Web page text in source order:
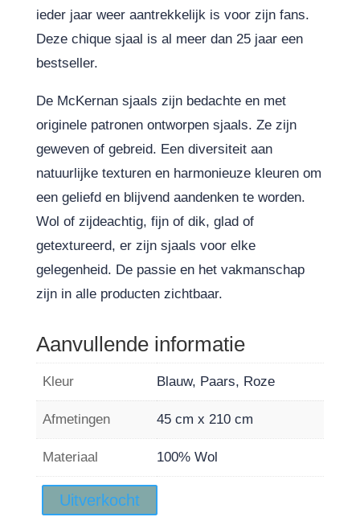
ieder jaar weer aantrekkelijk is voor zijn fans.
Deze chique sjaal is al meer dan 25 jaar een
bestseller.
De McKernan sjaals zijn bedachte en met
originele patronen ontworpen sjaals. Ze zijn
geweven of gebreid. Een diversiteit aan
natuurlijke texturen en harmonieuze kleuren om
een geliefd en blijvend aandenken te worden.
Wol of zijdeachtig, fijn of dik, glad of
getextureerd, er zijn sjaals voor elke
gelegenheid. De passie en het vakmanschap
zijn in alle producten zichtbaar.
Aanvullende informatie
Kleur Blauw, Paars, Roze
Afmetingen 45 cm x 210 cm
Materiaal 100% Wol
Uitverkocht